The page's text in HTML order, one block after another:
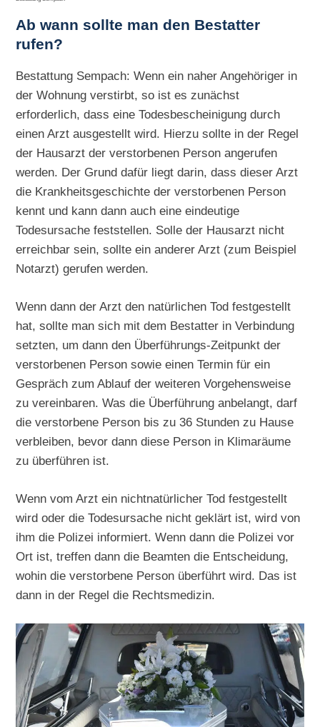
Ab wann sollte man den Bestatter
rufen?
Bestattung Sempach: Wenn ein naher Angehöriger in
der Wohnung verstirbt, so ist es zunächst
erforderlich, dass eine Todesbescheinigung durch
einen Arzt ausgestellt wird. Hierzu sollte in der Regel
der Hausarzt der verstorbenen Person angerufen
werden. Der Grund dafür liegt darin, dass dieser Arzt
die Krankheitsgeschichte der verstorbenen Person
kennt und kann dann auch eine eindeutige
Todesursache feststellen. Solle der Hausarzt nicht
erreichbar sein, sollte ein anderer Arzt (zum Beispiel
Notarzt) gerufen werden.
Wenn dann der Arzt den natürlichen Tod festgestellt
hat, sollte man sich mit dem Bestatter in Verbindung
setzten, um dann den Überführungs-Zeitpunkt der
verstorbenen Person sowie einen Termin für ein
Gespräch zum Ablauf der weiteren Vorgehensweise
zu vereinbaren. Was die Überführung anbelangt, darf
die verstorbene Person bis zu 36 Stunden zu Hause
verbleiben, bevor dann diese Person in Klimaräume
zu überführen ist.
Wenn vom Arzt ein nichtnatürlicher Tod festgestellt
wird oder die Todesursache nicht geklärt ist, wird von
ihm die Polizei informiert. Wenn dann die Polizei vor
Ort ist, treffen dann die Beamten die Entscheidung,
wohin die verstorbene Person überführt wird. Das ist
dann in der Regel die Rechtsmedizin.